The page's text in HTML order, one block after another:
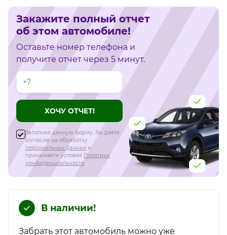
Закажите полный отчет
об этом автомобиле!
Оставьте номер телефона и
получите отчет через 5 минут.
Телефон
ХОЧУ ОТЧЕТ!
Заполняя данную форму, Вы даёте
согласие на обработку
персональных данных и
принимаете условия Политики
конфиденциальности
В наличии!
Забрать этот автомобиль можно уже